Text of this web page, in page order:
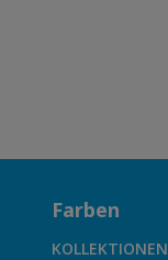
Farben
KOLLEKTIONEN